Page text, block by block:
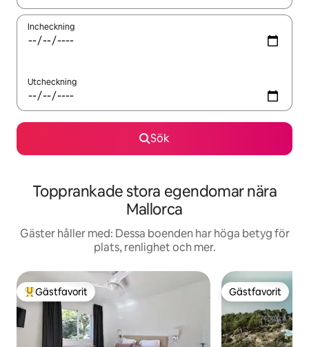
Incheckning
Utcheckning
Sök
Topprankade stora egendomar nära
Mallorca
Gäster håller med: Dessa boenden har höga betyg för
plats, renlighet och mer.
Populär gästfavorit
Gästfavorit Gästfavorit
Gästfavorit